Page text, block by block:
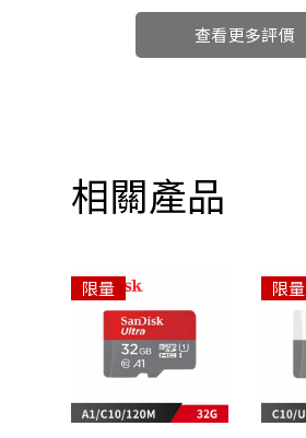
查看更多評價
相關產品
限量 限量